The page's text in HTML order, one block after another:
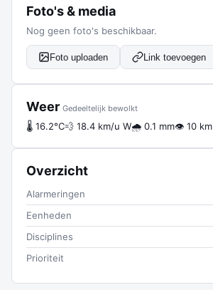
Foto's & media
Nog geen foto's beschikbaar.
Foto uploaden Link toevoegen
Weer Gedeeltelijk bewolkt
🌡 16.2°C💨 18.4 km/u W🌧 0.1 mm👁 10 km
Overzicht
Alarmeringen
Eenheden
Disciplines
Prioriteit